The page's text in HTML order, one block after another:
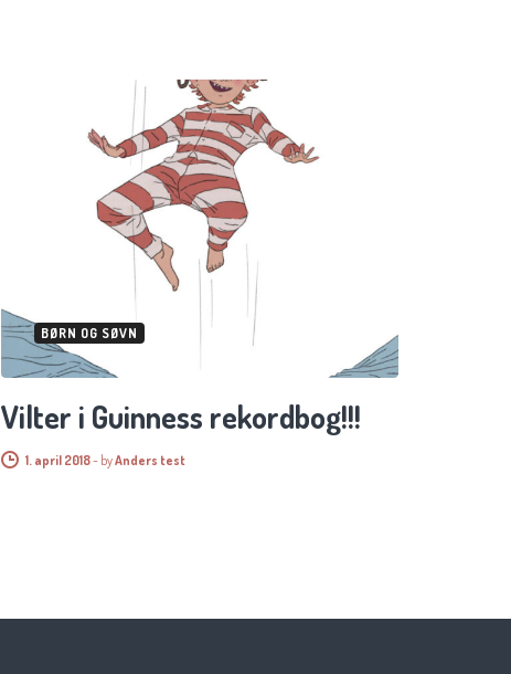
BØRN OG SØVN
Vilter i Guinness rekordbog!!!
1. april 2018- byAnders test